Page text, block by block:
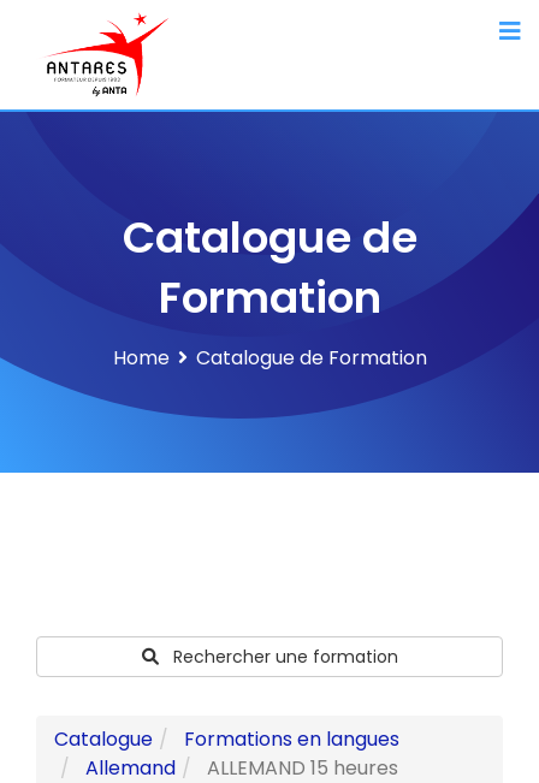
Catalogue de
Formation
Home Catalogue de Formation
Rechercher une formation
Catalogue
Formations en langues
Allemand
ALLEMAND 15 heures